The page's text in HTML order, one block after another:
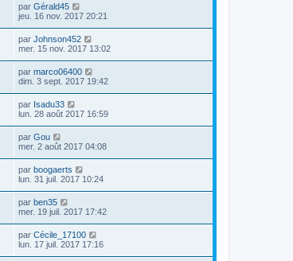
par Gérald45
jeu. 16 nov. 2017 20:21
par Johnson452
mer. 15 nov. 2017 13:02
par marco06400
dim. 3 sept. 2017 19:42
par Isadu33
lun. 28 août 2017 16:59
par Gou
mer. 2 août 2017 04:08
par boogaerts
lun. 31 juil. 2017 10:24
par ben35
mer. 19 juil. 2017 17:42
par Cécile_17100
lun. 17 juil. 2017 17:16